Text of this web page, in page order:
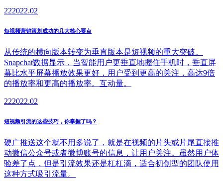
222022.02
短视频营销策划成功的几大核心要点
从传统的横向版本转变为垂直版本是短视频的重大突破。
Snapchat数据显示，当智能用户更垂直地握住手机时，垂直屏
幕比水平屏幕播放效果更好，用户受到更高的关注，高达9倍
的播放率和更高的播放率。互动量。
222022.02
短视频引流的这些技巧，你掌握了吗？
硬广推送这个就不用多说了，就是在视频的片头或片尾直接推
动微信公众号或者微博账号的信息，让用户关注。虽然用户体
验差了点，但是引流效果还是杠杠滴，适合初创型的团队使用
这种方式吸引流量。